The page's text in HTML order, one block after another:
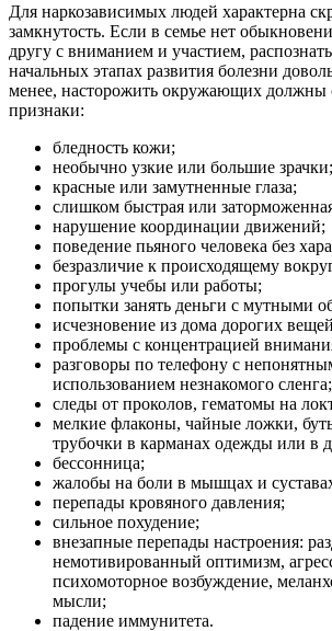
Для наркозависимых людей характерна
замкнутость. Если в семье нет
другу с вниманием и участием,
начальных этапах развития болезни
менее, насторожить окружающих
признаки:
бледность кожи;
необычно узкие или большие зрачки;
красные или замутненные глаза;
слишком быстрая или
нарушение координации движений;
поведение пьяного человека без
безразличие к происходящему
прогулы учебы или работы;
попытки занять деньги с мутными
исчезновение из дома дорогих
проблемы с концентрацией
разговоры по телефону с
использованием незнакомого сленга;
следы от проколов, гематомы на
мелкие флаконы, чайные ложки,
трубочки в карманах одежды или в
бессонница;
жалобы на боли в мышцах и
перепады кровяного давления;
сильное похудение;
внезапные перепады настроения:
немотивированный оптимизм,
психомоторное возбуждение,
мысли;
падение иммунитета.